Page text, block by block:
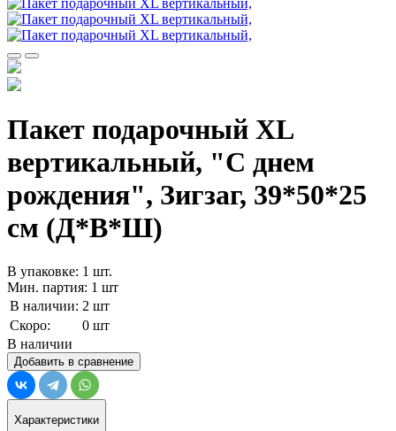
Пакет подарочный XL
вертикальный, "С днем
рождения", Зигзаг, 39*50*25
см (Д*В*Ш)
В упаковке: 1 шт.
Мин. партия: 1 шт
В наличии: 2 шт
Скоро:
0 шт
В наличии
Добавить в сравнение
Характеристики